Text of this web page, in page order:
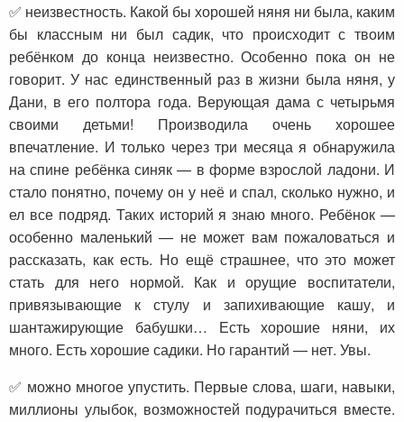
✅ неизвестность. Какой бы хорошей няня ни была, каким
бы классным ни был садик, что происходит с твоим
ребёнком до конца неизвестно. Особенно пока он не
говорит. У нас единственный раз в жизни была няня, у
Дани, в его полтора года. Верующая дама с четырьмя
своими детьми! Производила очень хорошее
впечатление. И только через три месяца я обнаружила
на спине ребёнка синяк — в форме взрослой ладони. И
стало понятно, почему он у неё и спал, сколько нужно, и
ел все подряд. Таких историй я знаю много. Ребёнок —
особенно маленький — не может вам пожаловаться и
рассказать, как есть. Но ещё страшнее, что это может
стать для него нормой. Как и орущие воспитатели,
привязывающие к стулу и запихивающие кашу, и
шантажирующие бабушки… Есть хорошие няни, их
много. Есть хорошие садики. Но гарантий — нет. Увы.
✅ можно многое упустить. Первые слова, шаги, навыки,
миллионы улыбок, возможностей подурачиться вместе.